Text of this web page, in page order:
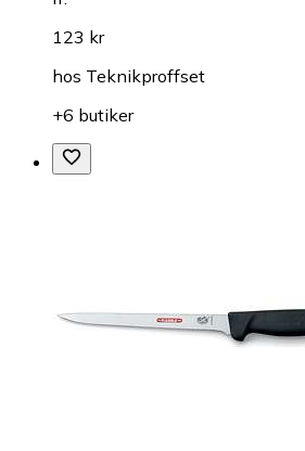
123 kr
hos Teknikproffset
+6 butiker